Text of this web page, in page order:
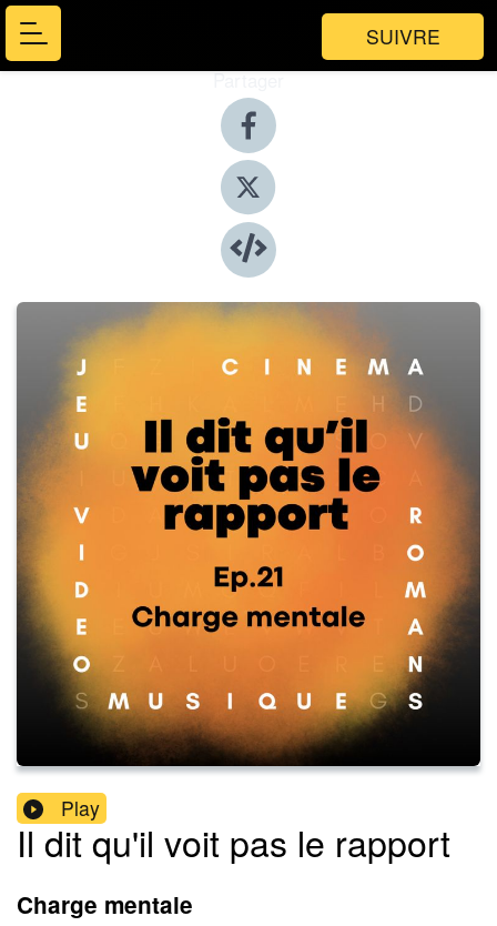
SUIVRE
Partager
Play
Il dit qu'il voit pas le rapport
Charge mentale